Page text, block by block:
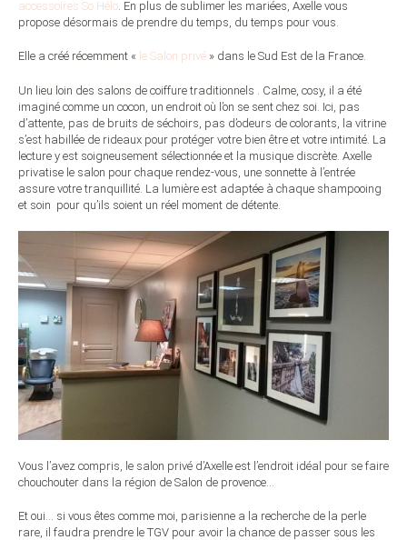
accessoires So Hélo . En plus de sublimer les mariées, Axelle vous
propose désormais de prendre du temps, du temps pour vous.
Elle a créé récemment « le Salon privé » dans le Sud Est de la France.
Un lieu loin des salons de coiffure traditionnels . Calme, cosy, il a été
imaginé comme un cocon, un endroit où l’on se sent chez soi. Ici, pas
d’attente, pas de bruits de séchoirs, pas d’odeurs de colorants, la vitrine
s’est habillée de rideaux pour protéger votre bien être et votre intimité. La
lecture y est soigneusement sélectionnée et la musique discrète. Axelle
privatise le salon pour chaque rendez-vous, une sonnette à l’entrée
assure votre tranquillité. La lumière est adaptée à chaque shampooing
et soin pour qu’ils soient un réel moment de détente.
Vous l’avez compris, le salon privé d’Axelle est l’endroit idéal pour se faire
chouchouter dans la région de Salon de provence…
Et oui… si vous êtes comme moi, parisienne a la recherche de la perle
rare, il faudra prendre le TGV pour avoir la chance de passer sous les